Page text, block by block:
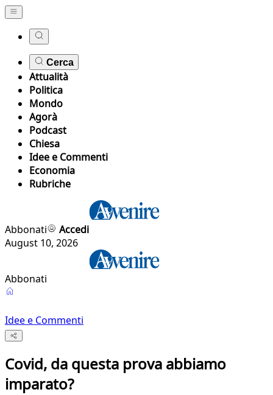
Cerca
Attualità
Politica
Mondo
Agorà
Podcast
Chiesa
Idee e Commenti
Economia
Rubriche
Abbonati
Accedi
August 10, 2026
Abbonati
Idee e Commenti
Covid, da questa prova abbiamo
imparato?